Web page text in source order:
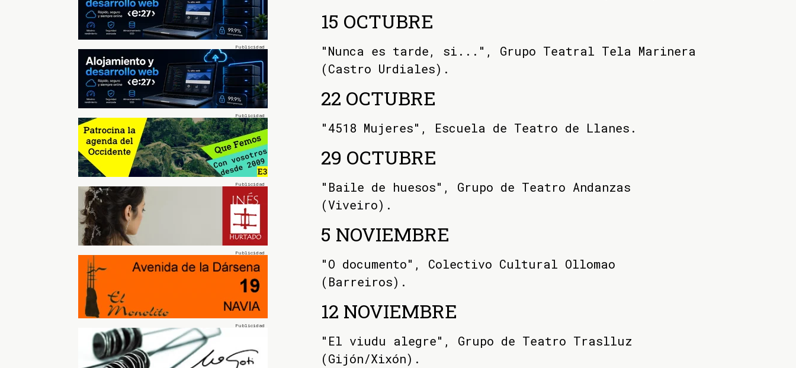
15 OCTUBRE
"Nunca es tarde, si...", Grupo Teatral Tela Marinera
(Castro Urdiales).
22 OCTUBRE
"4518 Mujeres", Escuela de Teatro de Llanes.
29 OCTUBRE
"Baile de huesos", Grupo de Teatro Andanzas
(Viveiro).
5 NOVIEMBRE
"O documento", Colectivo Cultural Ollomao
(Barreiros).
12 NOVIEMBRE
"El viudu alegre", Grupo de Teatro Traslluz
(Gijón/Xixón).